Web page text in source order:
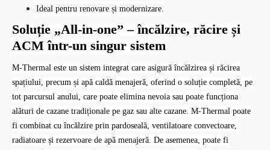
Ideal pentru renovare și modernizare.
Soluție „All-in-one” – încălzire, răcire și
ACM într-un singur sistem
M-Thermal este un sistem integrat care asigură încălzirea și răcirea
spațiului, precum și apă caldă menajeră, oferind o soluție completă, pe
tot parcursul anului, care poate elimina nevoia sau poate funcționa
alături de cazane tradiționale pe gaz sau alte cazane. M-Thermal poate
fi combinat cu încălzire prin pardoseală, ventilatoare convectoare,
radiatoare și rezervoare de apă menajeră. De asemenea, poate fi